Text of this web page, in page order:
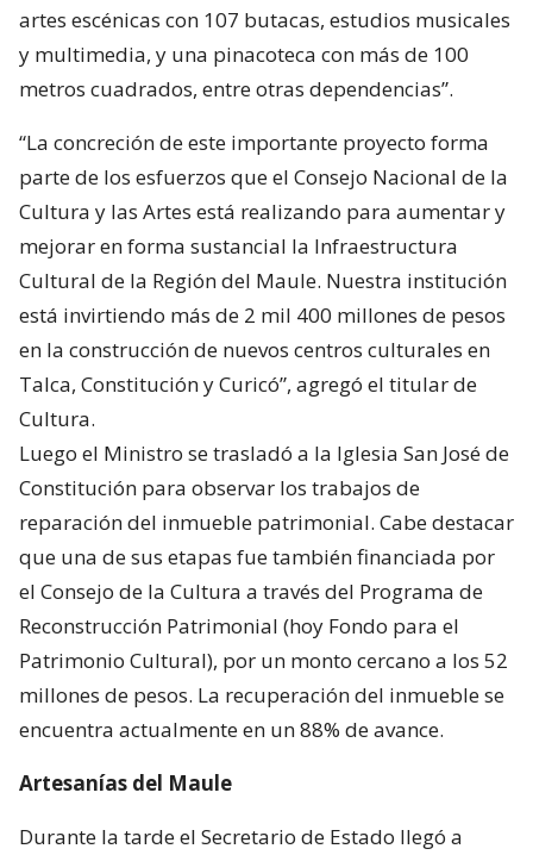
artes escénicas con 107 butacas, estudios musicales
y multimedia, y una pinacoteca con más de 100
metros cuadrados, entre otras dependencias”.
“La concreción de este importante proyecto forma
parte de los esfuerzos que el Consejo Nacional de la
Cultura y las Artes está realizando para aumentar y
mejorar en forma sustancial la Infraestructura
Cultural de la Región del Maule. Nuestra institución
está invirtiendo más de 2 mil 400 millones de pesos
en la construcción de nuevos centros culturales en
Talca, Constitución y Curicó”, agregó el titular de
Cultura.
Luego el Ministro se trasladó a la Iglesia San José de
Constitución para observar los trabajos de
reparación del inmueble patrimonial. Cabe destacar
que una de sus etapas fue también financiada por
el Consejo de la Cultura a través del Programa de
Reconstrucción Patrimonial (hoy Fondo para el
Patrimonio Cultural), por un monto cercano a los 52
millones de pesos. La recuperación del inmueble se
encuentra actualmente en un 88% de avance.
Artesanías del Maule
Durante la tarde el Secretario de Estado llegó a